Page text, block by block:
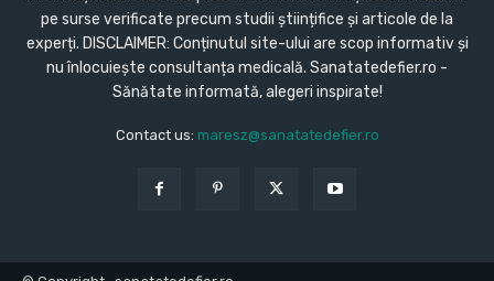
pe surse verificate precum studii științifice și articole de la
experți. DISCLAIMER: Conținutul site-ului are scop informativ și
nu înlocuiește consultanța medicală. Sanatatedefier.ro -
Sănătate informată, alegeri inspirate!
Contact us: maresz@sanatatedefier.ro